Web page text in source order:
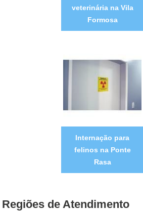
veterinária na Vila
Formosa
Internação para
felinos na Ponte
Rasa
Regiões de Atendimento